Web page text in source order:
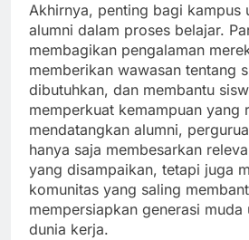
Akhirnya, penting bagi kampus
alumni dalam proses belajar.
membagikan pengalaman
memberikan wawasan tentang
dibutuhkan, dan membantu
memperkuat kemampuan yang
mendatangkan alumni,
hanya saja membesarkan
yang disampaikan, tetapi juga
komunitas yang saling
mempersiapkan generasi muda
dunia kerja.